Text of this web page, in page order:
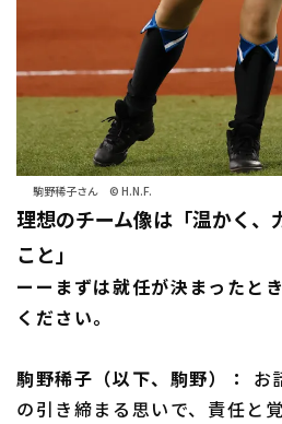
駒野稀子さん © H.N.F.
理想のチーム像は「温かく、
こと」
ーーまずは就任が決まったと
ください。
駒野稀子（以下、駒野）： お
の引き締まる思いで、責任と